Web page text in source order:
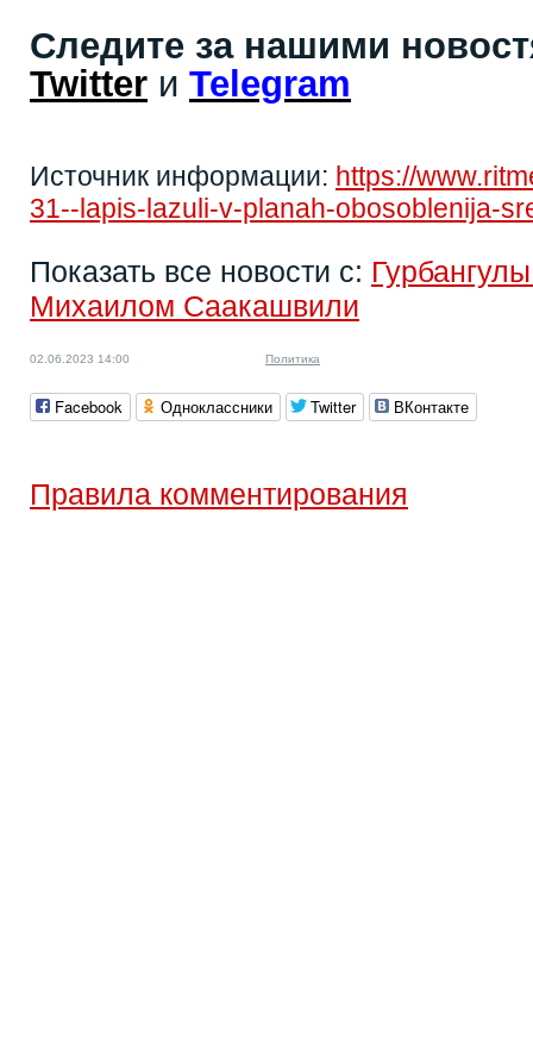
Следите за нашими
Twitter и Telegram
Источник информации: https://
31--lapis-lazuli-v-planah-obosoblenija-
Показать все новости с:
Михаилом Саакашвили
02.06.2023 14:00 Политика
Facebook Одноклассники Twitter ВКонтакте
Правила комментирования